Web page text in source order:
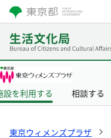
設を利用する 相談する
東京ウィメンズプラザ